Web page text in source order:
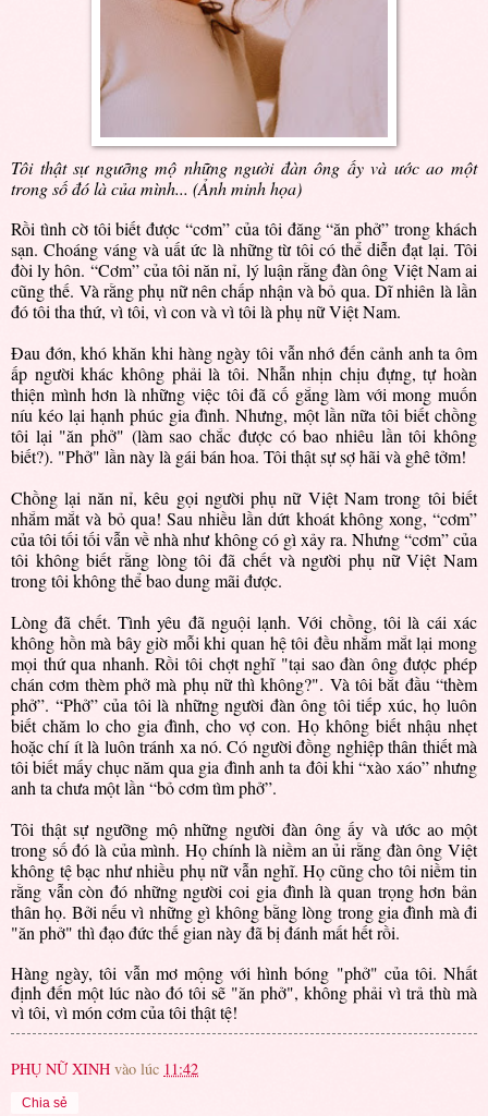
Tôi thật sự ngưỡng mộ những người đàn ông ấy và ước ao một
trong số đó là của mình... (Ảnh minh họa)
Rồi tình cờ tôi biết được “cơm” của tôi đăng “ăn phở” trong khách
sạn. Choáng váng và uất ức là những từ tôi có thể diễn đạt lại. Tôi
đòi ly hôn. “Cơm” của tôi năn nỉ, lý luận rằng đàn ông Việt Nam ai
cũng thế. Và rằng phụ nữ nên chấp nhận và bỏ qua. Dĩ nhiên là lần
đó tôi tha thứ, vì tôi, vì con và vì tôi là phụ nữ Việt Nam.
Đau đớn, khó khăn khi hàng ngày tôi vẫn nhớ đến cảnh anh ta ôm
ấp người khác không phải là tôi. Nhẫn nhịn chịu đựng, tự hoàn
thiện mình hơn là những việc tôi đã cố gắng làm với mong muốn
níu kéo lại hạnh phúc gia đình. Nhưng, một lần nữa tôi biết chồng
tôi lại "ăn phở" (làm sao chắc được có bao nhiêu lần tôi không
biết?). "Phở" lần này là gái bán hoa. Tôi thật sự sợ hãi và ghê tởm!
Chồng lại năn nỉ, kêu gọi người phụ nữ Việt Nam trong tôi biết
nhắm mắt và bỏ qua! Sau nhiều lần dứt khoát không xong, “cơm”
của tôi tối tối vẫn về nhà như không có gì xảy ra. Nhưng “cơm” của
tôi không biết rằng lòng tôi đã chết và người phụ nữ Việt Nam
trong tôi không thể bao dung mãi được.
Lòng đã chết. Tình yêu đã nguội lạnh. Với chồng, tôi là cái xác
không hồn mà bây giờ mỗi khi quan hệ tôi đều nhắm mắt lại mong
mọi thứ qua nhanh. Rồi tôi chợt nghĩ "tại sao đàn ông được phép
chán cơm thèm phở mà phụ nữ thì không?". Và tôi bắt đầu “thèm
phở”. “Phở” của tôi là những người đàn ông tôi tiếp xúc, họ luôn
biết chăm lo cho gia đình, cho vợ con. Họ không biết nhậu nhẹt
hoặc chí ít là luôn tránh xa nó. Có người đồng nghiệp thân thiết mà
tôi biết mấy chục năm qua gia đình anh ta đôi khi “xào xáo” nhưng
anh ta chưa một lần “bỏ cơm tìm phở”.
Tôi thật sự ngưỡng mộ những người đàn ông ấy và ước ao một
trong số đó là của mình. Họ chính là niềm an ủi rằng đàn ông Việt
không tệ bạc như nhiều phụ nữ vẫn nghĩ. Họ cũng cho tôi niềm tin
rằng vẫn còn đó những người coi gia đình là quan trọng hơn bản
thân họ. Bởi nếu vì những gì không bằng lòng trong gia đình mà đi
"ăn phở" thì đạo đức thế gian này đã bị đánh mất hết rồi.
Hàng ngày, tôi vẫn mơ mộng với hình bóng "phở" của tôi. Nhất
định đến một lúc nào đó tôi sẽ "ăn phở", không phải vì trả thù mà
vì tôi, vì món cơm của tôi thật tệ!
PHỤ NỮ XINH vào lúc 11:42
Chia sẻ